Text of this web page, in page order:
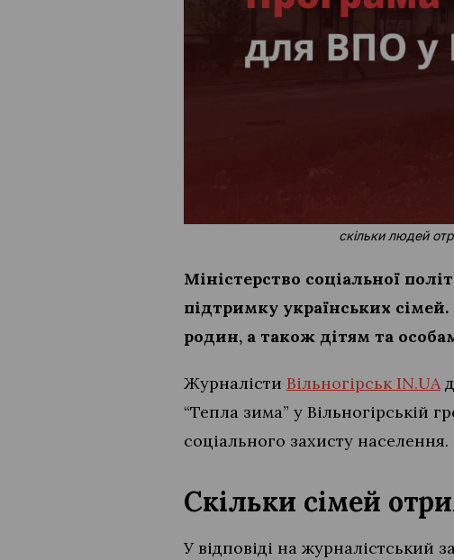
скільки людей
Міністерство соціальної
підтримку українських
родин, а також дітям та
Журналісти Вільногірськ IN.UA
“Тепла зима” у Вільногірській
соціального захисту населення.
Скільки сімей
У відповіді на журналістський